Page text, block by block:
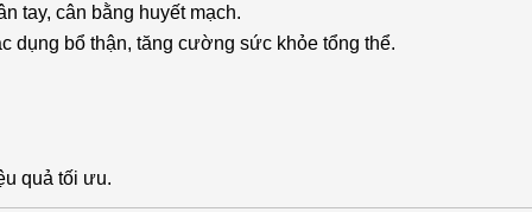
tay, cân bằng huyết mạch.
bổ thận, tăng cường sức khỏe tổng thể.
quả tối ưu.